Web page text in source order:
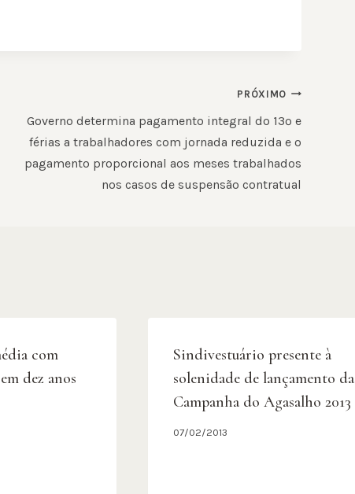
PRÓXIMO
Governo determina pagamento integral do 13º e
férias a trabalhadores com jornada reduzida e o
pagamento proporcional aos meses trabalhados
nos casos de suspensão contratual
com
dez anos
Sindivestuário presente à
solenidade de lançamento da
Campanha do Agasalho 2013
07/02/2013